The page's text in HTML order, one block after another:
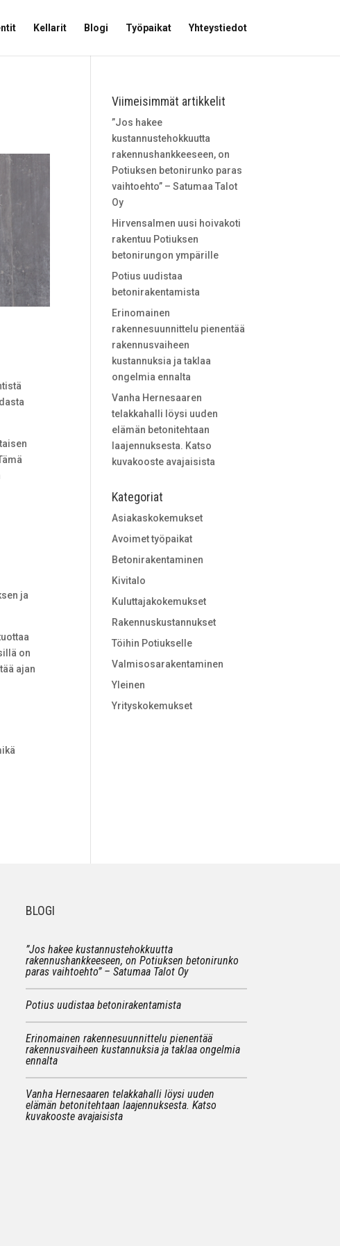
Kellarit Blogi Työpaikat Yhteystiedot
ja
on
ajan
Viimeisimmät artikkelit
”Jos hakee
kustannustehokkuutta
rakennushankkeeseen, on
Potiuksen betonirunko paras
vaihtoehto” – Satumaa Talot
Oy
Hirvensalmen uusi hoivakoti
rakentuu Potiuksen
betonirungon ympärille
Potius uudistaa
betonirakentamista
Erinomainen
rakennesuunnittelu pienentää
rakennusvaiheen
kustannuksia ja taklaa
ongelmia ennalta
Vanha Hernesaaren
telakkahalli löysi uuden
elämän betonitehtaan
laajennuksesta. Katso
kuvakooste avajaisista
Kategoriat
Asiakaskokemukset
Avoimet työpaikat
Betonirakentaminen
Kivitalo
Kuluttajakokemukset
Rakennuskustannukset
Töihin Potiukselle
Valmisosarakentaminen
Yleinen
Yrityskokemukset
BLOGI
”Jos hakee kustannustehokkuutta
rakennushankkeeseen, on Potiuksen betonirunko
paras vaihtoehto” – Satumaa Talot Oy
Potius uudistaa betonirakentamista
Erinomainen rakennesuunnittelu pienentää
rakennusvaiheen kustannuksia ja taklaa ongelmia
ennalta
Vanha Hernesaaren telakkahalli löysi uuden
elämän betonitehtaan laajennuksesta. Katso
kuvakooste avajaisista